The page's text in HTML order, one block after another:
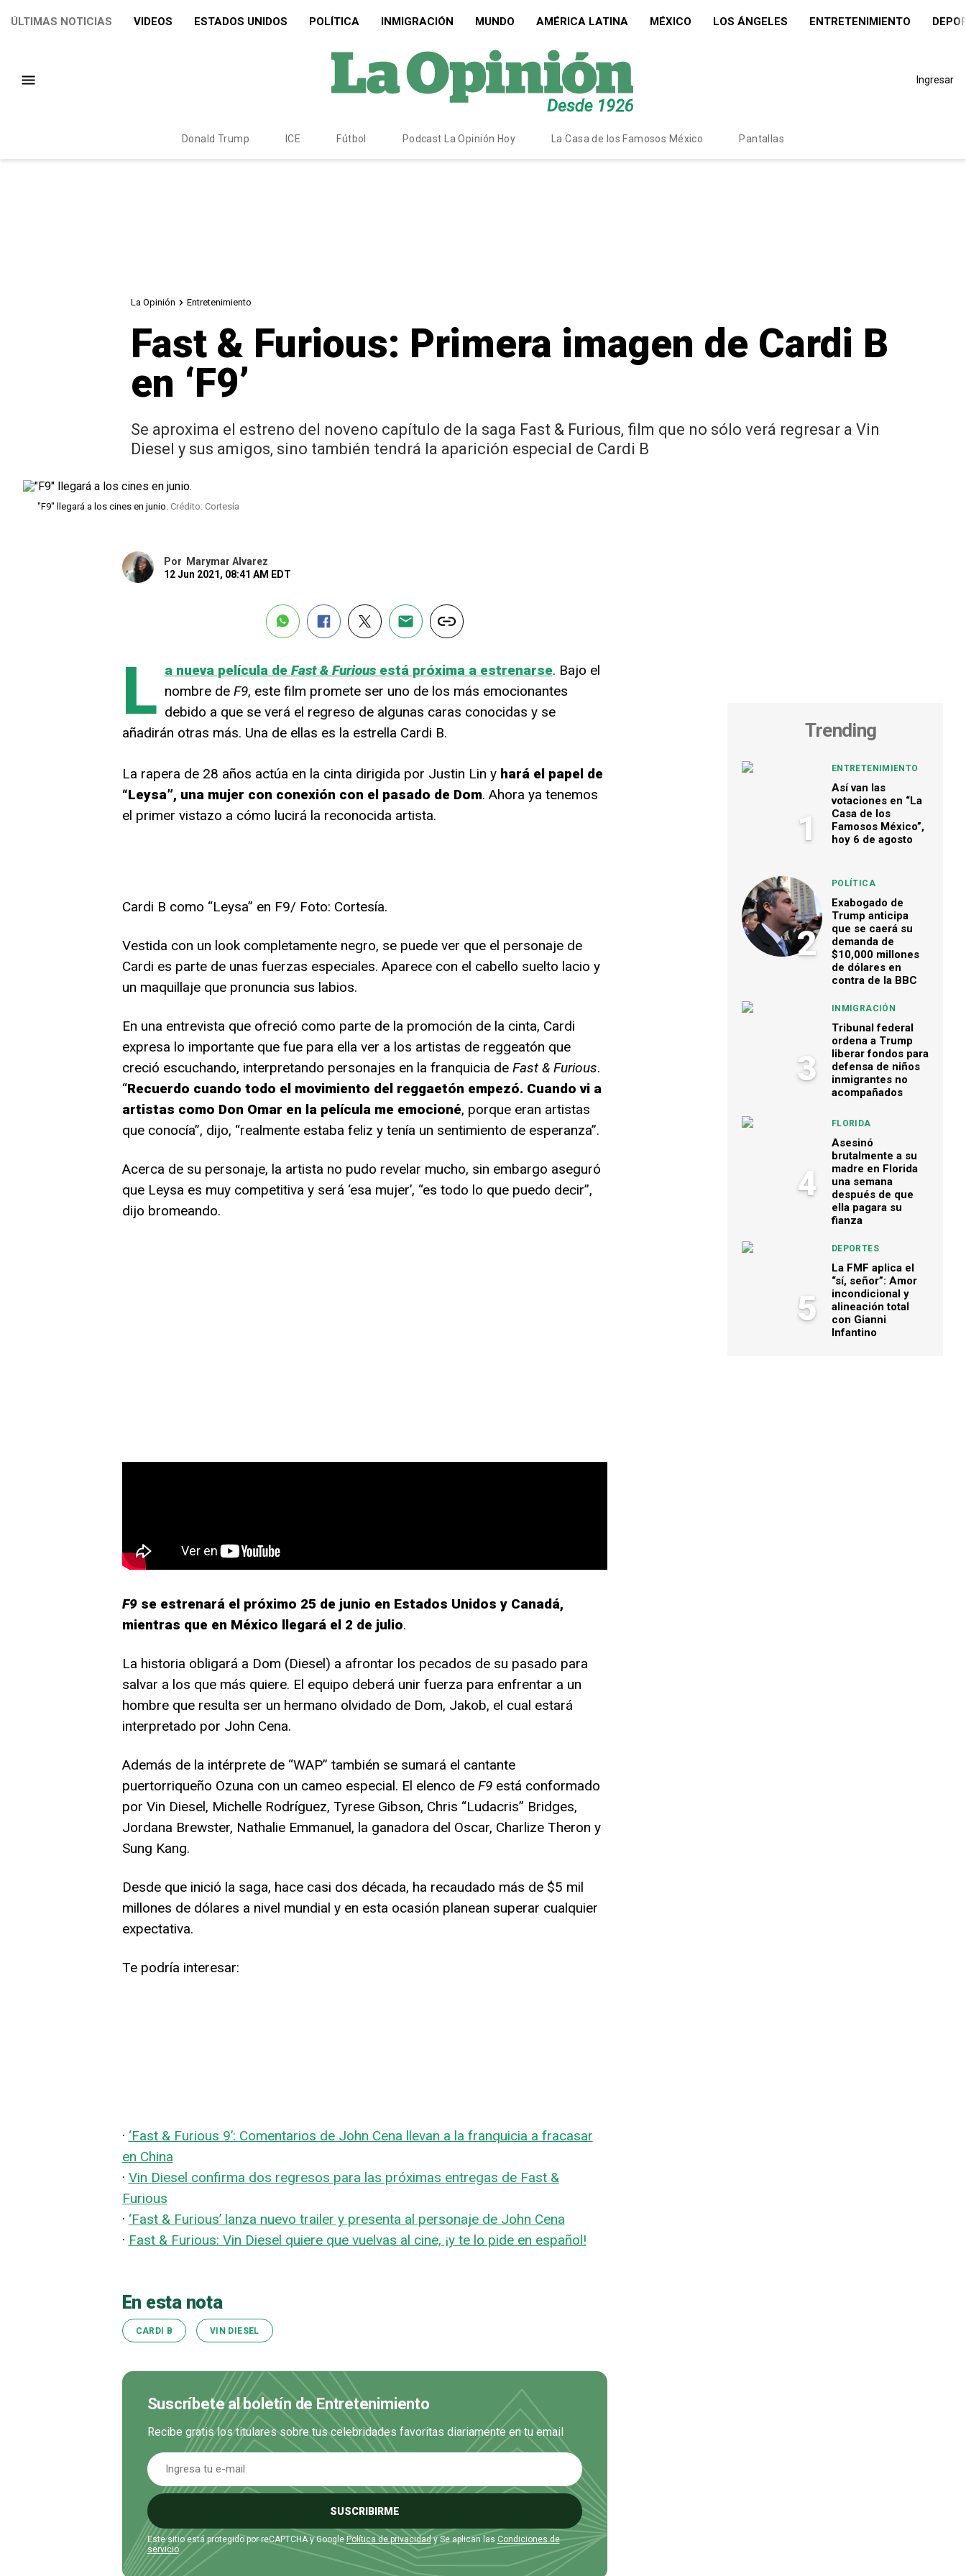
ÚLTIMAS NOTICIAS VIDEOS ESTADOS UNIDOS POLÍTICA INMIGRACIÓN MUNDO AMÉRICA LATINA MÉXICO LOS ÁNGELES ENTRETENIMIENTO
Ingresar
Donald Trump ICE Fútbol Podcast La Opinión Hoy La Casa de los Famosos México Pantallas
La Opinión Entretenimiento
Fast & Furious: Primera imagen de Cardi B
en ‘F9’
Se aproxima el estreno del noveno capítulo de la saga Fast & Furious, film que no sólo verá regresar a Vin
Diesel y sus amigos, sino también tendrá la aparición especial de Cardi B
"F9" llegará a los cines en junio. Crédito: Cortesía
Por
Marymar Alvarez
12 Jun 2021, 08:41 AM EDT
L a nueva película de Fast & Furious está próxima a estrenarse. Bajo el
nombre de F9, este film promete ser uno de los más emocionantes
debido a que se verá el regreso de algunas caras conocidas y se
añadirán otras más. Una de ellas es la estrella Cardi B.
La rapera de 28 años actúa en la cinta dirigida por Justin Lin y hará el papel de
“Leysa”, una mujer con conexión con el pasado de Dom. Ahora ya tenemos
el primer vistazo a cómo lucirá la reconocida artista.
Cardi B como “Leysa” en F9/ Foto: Cortesía.
Vestida con un look completamente negro, se puede ver que el personaje de
Cardi es parte de unas fuerzas especiales. Aparece con el cabello suelto lacio y
un maquillaje que pronuncia sus labios.
En una entrevista que ofreció como parte de la promoción de la cinta, Cardi
expresa lo importante que fue para ella ver a los artistas de reggeatón que
creció escuchando, interpretando personajes en la franquicia de Fast & Furious.
“Recuerdo cuando todo el movimiento del reggaetón empezó. Cuando vi a
artistas como Don Omar en la película me emocioné, porque eran artistas
que conocía”, dijo, “realmente estaba feliz y tenía un sentimiento de esperanza”.
Acerca de su personaje, la artista no pudo revelar mucho, sin embargo aseguró
que Leysa es muy competitiva y será ‘esa mujer’, “es todo lo que puedo decir”,
dijo bromeando.
F9 se estrenará el próximo 25 de junio en Estados Unidos y Canadá,
mientras que en México llegará el 2 de julio.
La historia obligará a Dom (Diesel) a afrontar los pecados de su pasado para
salvar a los que más quiere. El equipo deberá unir fuerza para enfrentar a un
hombre que resulta ser un hermano olvidado de Dom, Jakob, el cual estará
interpretado por John Cena.
Además de la intérprete de “WAP” también se sumará el cantante
puertorriqueño Ozuna con un cameo especial. El elenco de F9está conformado
por Vin Diesel, Michelle Rodríguez, Tyrese Gibson, Chris “Ludacris” Bridges,
Jordana Brewster, Nathalie Emmanuel, la ganadora del Oscar, Charlize Theron y
Sung Kang.
Desde que inició la saga, hace casi dos década, ha recaudado más de $5 mil
millones de dólares a nivel mundial y en esta ocasión planean superar cualquier
expectativa.
Te podría interesar:
· ‘Fast & Furious 9’: Comentarios de John Cena llevan a la franquicia a fracasar
en China
· Vin Diesel confirma dos regresos para las próximas entregas de Fast &
Furious
· ‘Fast & Furious’ lanza nuevo trailer y presenta al personaje de John Cena
· Fast & Furious: Vin Diesel quiere que vuelvas al cine, ¡y te lo pide en español!
En esta nota
CARDI B VIN DIESEL
Suscríbete al boletín de Entretenimiento
Recibe gratis los titulares sobre tus celebridades favoritas diariamente en tu email
SUSCRIBIRME
Este sitio está protegido por reCAPTCHA y Google Política de privacidady Se aplican las Condiciones de
servicio.
Trending
1
ENTRETENIMIENTO
Así van las
votaciones en “La
Casa de los
Famosos México”,
hoy 6 de agosto
2
POLÍTICA
Exabogado de
Trump anticipa
que se caerá su
demanda de
$10,000 millones
de dólares en
contra de la BBC
3
INMIGRACIÓN
Tribunal federal
ordena a Trump
liberar fondos para
defensa de niños
inmigrantes no
acompañados
4
FLORIDA
Asesinó
brutalmente a su
madre en Florida
una semana
después de que
ella pagara su
fianza
5
DEPORTES
La FMF aplica el
“sí, señor”: Amor
incondicional y
alineación total
con Gianni
Infantino